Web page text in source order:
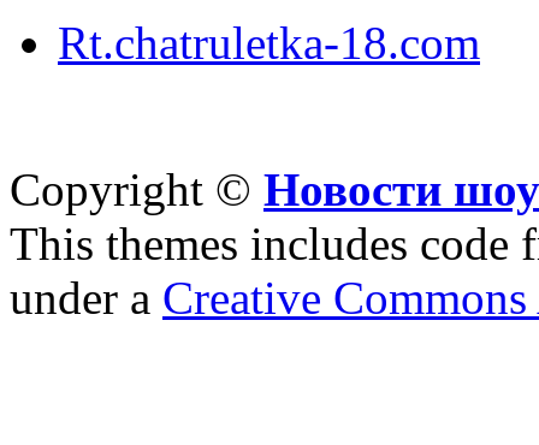
Rt.chatruletka-18.com
Copyright © Новости
This themes includes code
under a Creative